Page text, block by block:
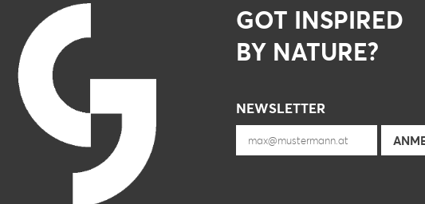
GOT INSPIRED
BY NATURE?
NEWSLETTER